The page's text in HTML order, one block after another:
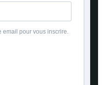
email pour vous inscrire.